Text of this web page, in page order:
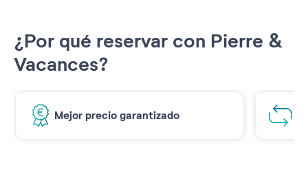
¿Por qué reservar con Pierre &
Vacances?
Mejor precio garantizado